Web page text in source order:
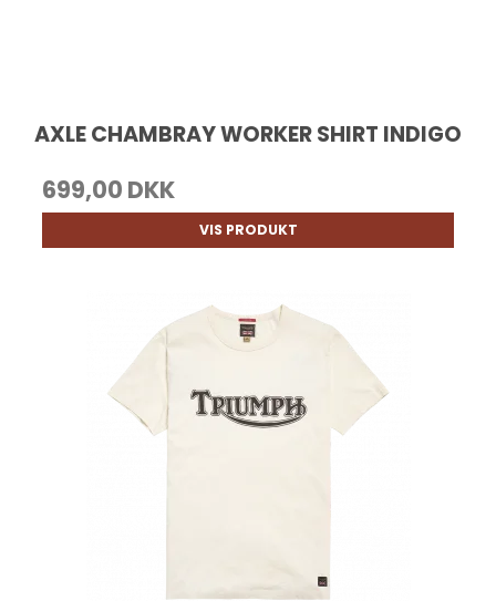
AXLE CHAMBRAY WORKER SHIRT INDIGO
699,00 DKK
VIS PRODUKT